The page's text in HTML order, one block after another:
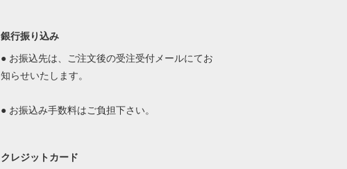
銀行振り込み
● お振込先は、ご注文後の受注受付メールにてお
知らせいたします。
● お振込み手数料はご負担下さい。
クレジットカード